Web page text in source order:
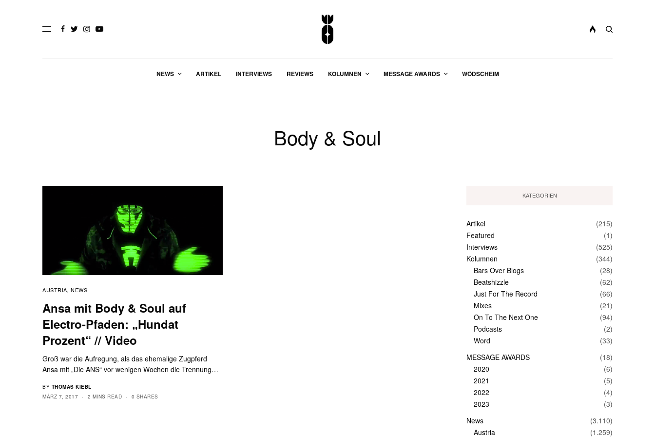
NEWS ARTIKEL INTERVIEWS REVIEWS KOLUMNEN MESSAGE AWARDS WÖDSCHEIM
Body & Soul
AUSTRIA, NEWS
Ansa mit Body & Soul auf
Electro-Pfaden: „Hundat
Prozent“ // Video
Groß war die Aufregung, als das ehemalige Zugpferd
Ansa mit „Die ANS“ vor wenigen Wochen die Trennung…
BY THOMAS KIEBL
MÄRZ 7, 2017
2 MINS READ 0 SHARES
KATEGORIEN
Artikel
(215)
Featured
(1)
Interviews
(525)
Kolumnen
(344)
Bars Over Blogs
(28)
Beatshizzle
(62)
Just For The Record
(66)
Mixes
(21)
On To The Next One
(94)
Podcasts
(2)
Word
(33)
MESSAGE AWARDS
(18)
2020
(6)
2021
(5)
2022
(4)
2023
(3)
News
(3.110)
Austria
(1.259)